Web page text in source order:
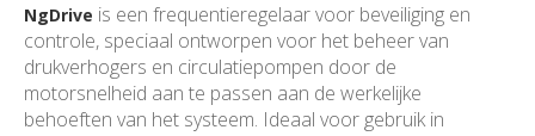
NgDrive is een frequentieregelaar voor beveiliging en
controle, speciaal ontworpen voor het beheer van
drukverhogers en circulatiepompen door de
motorsnelheid aan te passen aan de werkelijke
behoeften van het systeem. Ideaal voor gebruik in